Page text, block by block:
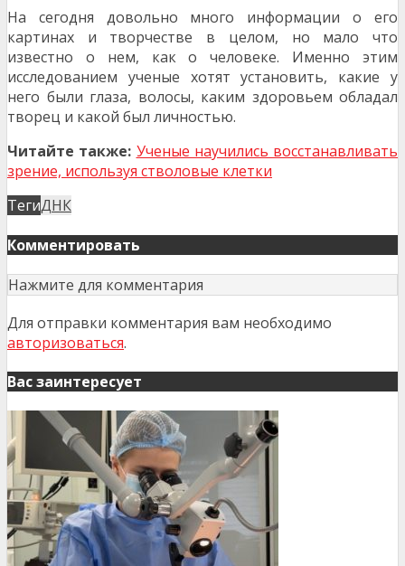
На сегодня довольно много информации о его
картинах и творчестве в целом, но мало что
известно о нем, как о человеке. Именно этим
исследованием ученые хотят установить, какие у
него были глаза, волосы, каким здоровьем обладал
творец и какой был личностью.
Читайте также: Ученые научились восстанавливать
зрение, используя стволовые клетки
ТегиДНК
Комментировать
Нажмите для комментария
Для отправки комментария вам необходимо
авторизоваться.
Вас заинтересует